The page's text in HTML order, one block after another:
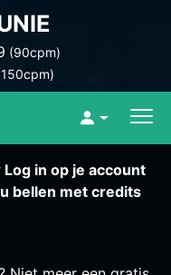
(90cpm)
Log in op je account
bellen met credits